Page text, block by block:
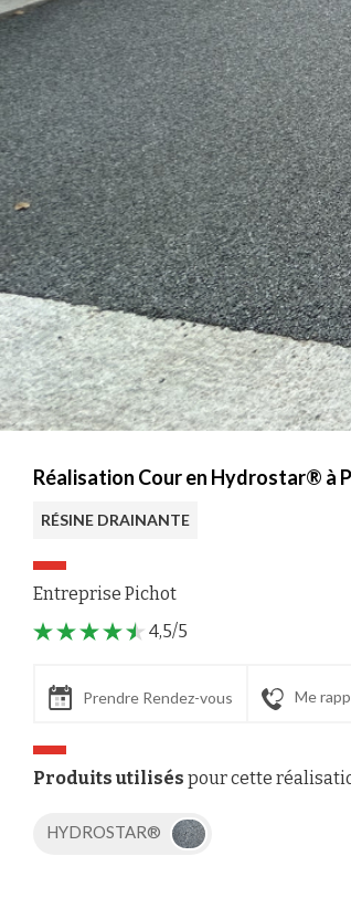
Réalisation Cour en Hydrostar® à
RÉSINE DRAINANTE
Entreprise Pichot
4,5/5
Prendre Rendez-vous Me
Produits utilisés pour cette
HYDROSTAR®